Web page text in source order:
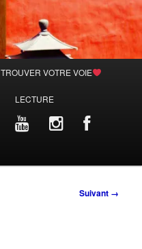
TROUVER VOTRE VOIE
LECTURE
Suivant →